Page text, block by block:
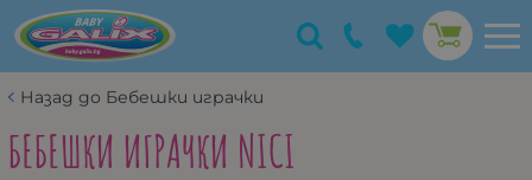
Назад до Бебешки играчки
БЕБЕШКИ ИГРАЧКИ NICI